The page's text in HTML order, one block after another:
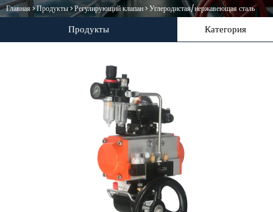
Главная>Продукты>Регулирующий клапан>Углеродистая/нержавеющая сталь
Продукты Категория